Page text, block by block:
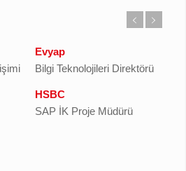
Evyap
Bilgi Teknolojileri Direktörü
HSBC
SAP İK Proje Müdürü